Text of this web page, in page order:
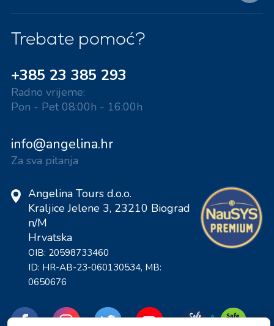
Trebate pomoć?
+385 23 385 293
Radno vrijeme:
Pon - Pet 08:00h - 16:00h
info@angelina.hr
Za sva pitanja
Angelina Tours d.o.o.
Kraljice Jelene 3, 23210 Biograd
n/M
Hrvatska
OIB: 20598733460
ID: HR-AB-23-060130534, MB:
0650676